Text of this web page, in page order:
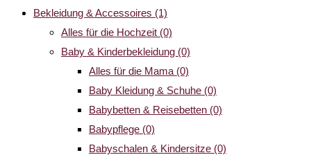
Bekleidung & Accessoires (1)
Alles für die Hochzeit (0)
Baby & Kinderbekleidung (0)
Alles für die Mama (0)
Baby Kleidung & Schuhe (0)
Babybetten & Reisebetten (0)
Babypflege (0)
Babyschalen & Kindersitze (0)